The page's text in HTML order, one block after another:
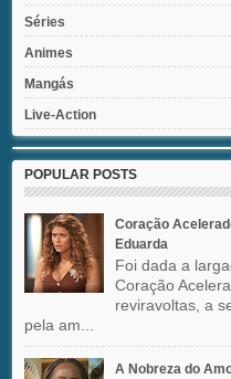
Séries
Animes
Mangás
Live-Action
POPULAR POSTS
Coração
Eduarda
Foi dada a
Coração
reviravoltas, a
pela am...
A Nobreza do